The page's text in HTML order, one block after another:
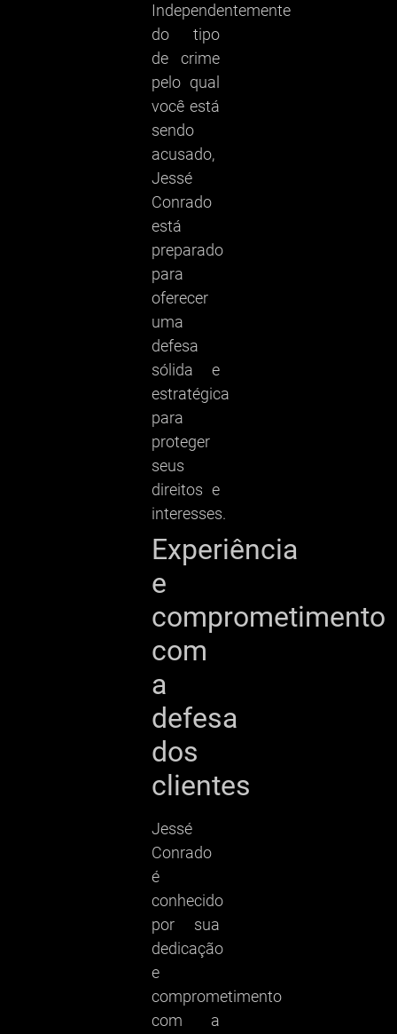
Independentemente
do tipo
de crime
pelo qual
você está
sendo
acusado,
Jessé
Conrado
está
preparado
para
oferecer
uma
defesa
sólida e
estratégica
para
proteger
seus
direitos e
interesses.
Experiência
e
comprometimento
com
a
defesa
dos
clientes
Jessé
Conrado
é
conhecido
por sua
dedicação
e
comprometimento
com a